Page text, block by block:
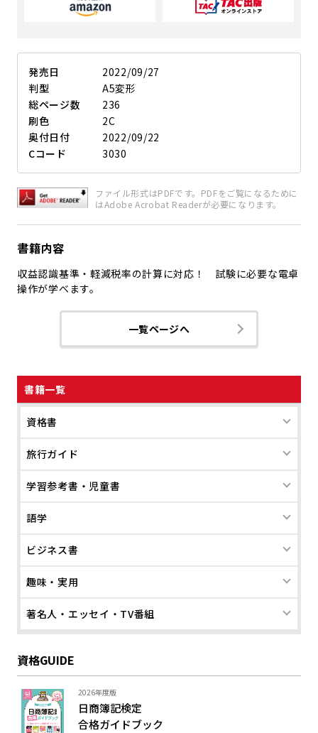
書籍一覧
資格書
旅行ガイド
学習参考書・児童書
語学
ビジネス書
趣味・実用
著名人・エッセイ・TV番組
資格GUIDE
2026年度版
日商簿記検定
合格ガイドブック
発売日
2022/09/27
判型
A5変形
総ページ数
236
刷色
2C
奥付日付
2022/09/22
Cコード
3030
ファイル形式はPDFです。PDFをご覧になるために
はAdobe Acrobat Readerが必要になります。
書籍内容
収益認識基準・軽減税率の計算に対応！ 試験に必要な電卓
操作が学べます。
一覧ページへ